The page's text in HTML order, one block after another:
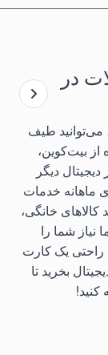
در
می‌توانید طیف
از بیت‌کوین،
سولانا و بیش از ۲۰۰ ارز دیجیتال دیگر
ماهانه خدمات
خانگی،
نیاز شما را
راحتی یک کارت
بخرید تا
کنید!